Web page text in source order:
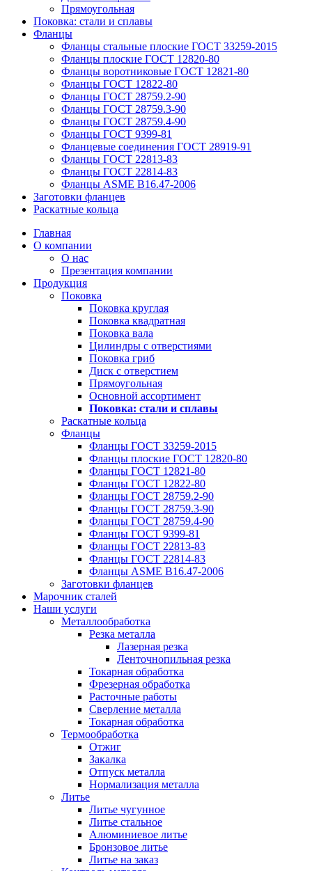
Прямоугольная
Поковка: cтали и сплавы
Фланцы
Фланцы стальные плоские ГОСТ 33259-2015
Фланцы плоские ГОСТ 12820-80
Фланцы воротниковые ГОСТ 12821-80
Фланцы ГОСТ 12822-80
Фланцы ГОСТ 28759.2-90
Фланцы ГОСТ 28759.3-90
Фланцы ГОСТ 28759.4-90
Фланцы ГОСТ 9399-81
Фланцевые соединения ГОСТ 28919-91
Фланцы ГОСТ 22813-83
Фланцы ГОСТ 22814-83
Фланцы ASME B16.47-2006
Заготовки фланцев
Раскатные кольца
Главная
О компании
О нас
Презентация компании
Продукция
Поковка
Поковка круглая
Поковка квадратная
Поковка вала
Цилиндры с отверстиями
Поковка гриб
Диск с отверстием
Прямоугольная
Основной ассортимент
Поковка: cтали и сплавы
Раскатные кольца
Фланцы
Фланцы ГОСТ 33259-2015
Фланцы плоские ГОСТ 12820-80
Фланцы ГОСТ 12821-80
Фланцы ГОСТ 12822-80
Фланцы ГОСТ 28759.2-90
Фланцы ГОСТ 28759.3-90
Фланцы ГОСТ 28759.4-90
Фланцы ГОСТ 9399-81
Фланцы ГОСТ 22813-83
Фланцы ГОСТ 22814-83
Фланцы ASME B16.47-2006
Заготовки фланцев
Марочник сталей
Наши услуги
Металлообработка
Резка металла
Лазерная резка
Ленточнопильная резка
Токарная обработка
Фрезерная обработка
Расточные работы
Сверление металла
Токарная обработка
Термообработка
Отжиг
Закалка
Отпуск металла
Нормализация металла
Литье
Литье чугунное
Литье стальное
Алюминиевое литье
Бронзовое литье
Литье на заказ